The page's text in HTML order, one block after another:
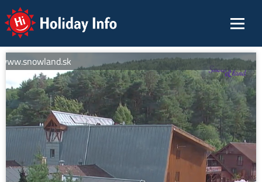
Holiday Info